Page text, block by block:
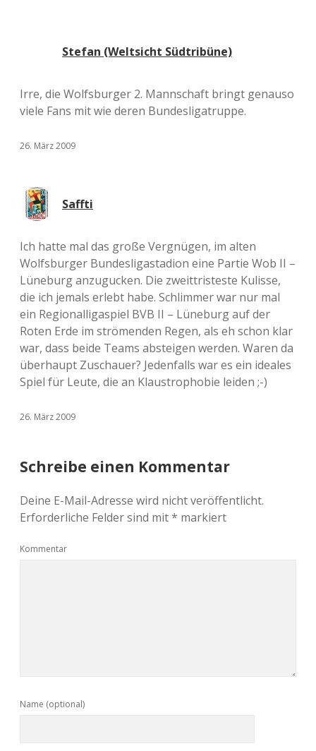
Stefan (Weltsicht Südtribüne)
Irre, die Wolfsburger 2. Mannschaft bringt genauso
viele Fans mit wie deren Bundesligatruppe.
26. März 2009
Saffti
Ich hatte mal das große Vergnügen, im alten
Wolfsburger Bundesligastadion eine Partie Wob II –
Lüneburg anzugucken. Die zweittristeste Kulisse,
die ich jemals erlebt habe. Schlimmer war nur mal
ein Regionalligaspiel BVB II – Lüneburg auf der
Roten Erde im strömenden Regen, als eh schon klar
war, dass beide Teams absteigen werden. Waren da
überhaupt Zuschauer? Jedenfalls war es ein ideales
Spiel für Leute, die an Klaustrophobie leiden ;-)
26. März 2009
Schreibe einen Kommentar
Deine E-Mail-Adresse wird nicht veröffentlicht.
Erforderliche Felder sind mit* markiert
Kommentar
Name (optional)